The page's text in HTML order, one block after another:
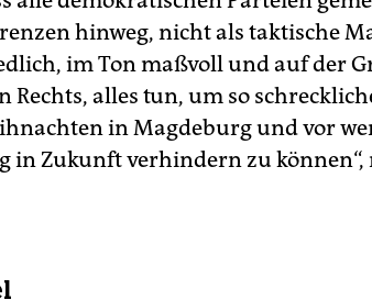
hinweg, nicht als taktische
im Ton maßvoll und auf der
Rechts, alles tun, um so
in Magdeburg und vor
in Zukunft verhindern zu